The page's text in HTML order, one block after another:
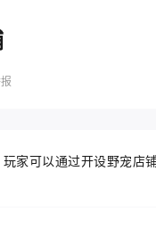
家可以通过开设野宠